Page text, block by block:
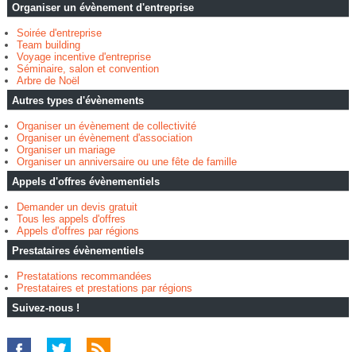
Organiser un évènement d'entreprise
Soirée d'entreprise
Team building
Voyage incentive d'entreprise
Séminaire, salon et convention
Arbre de Noël
Autres types d'évènements
Organiser un évènement de collectivité
Organiser un évènement d'association
Organiser un mariage
Organiser un anniversaire ou une fête de famille
Appels d'offres évènementiels
Demander un devis gratuit
Tous les appels d'offres
Appels d'offres par régions
Prestataires évènementiels
Prestatations recommandées
Prestataires et prestations par régions
Suivez-nous !